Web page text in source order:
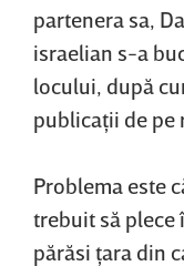
partenera sa,
israelian s-a
locului, după
publicaţii de pe
Problema este
trebuit să plece
părăsi ţara din